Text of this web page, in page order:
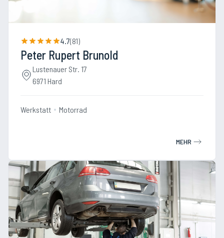
4.7(81)
Peter Rupert Brunold
Lustenauer Str. 17
6971 Hard
Werkstatt Motorrad
MEHR